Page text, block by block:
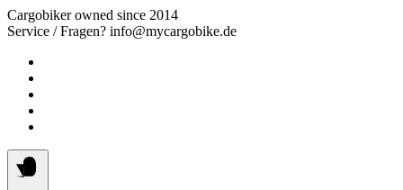
Springe
zum
Cargobiker owned since 2014
Service / Fragen? info@mycargobike.de